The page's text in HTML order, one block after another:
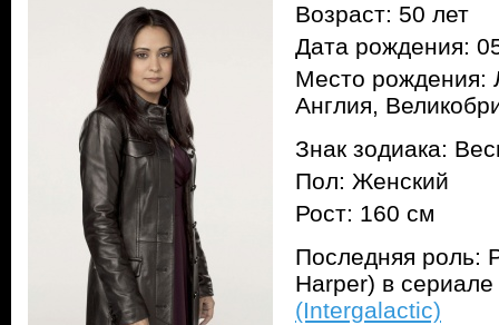
Возраст: 50 лет
Дата рождения:
Место рождения:
Англия,
Знак зодиака:
Пол: Женский
Рост: 160 см
Последняя роль:
Harper) в сериале
(Intergalactic)